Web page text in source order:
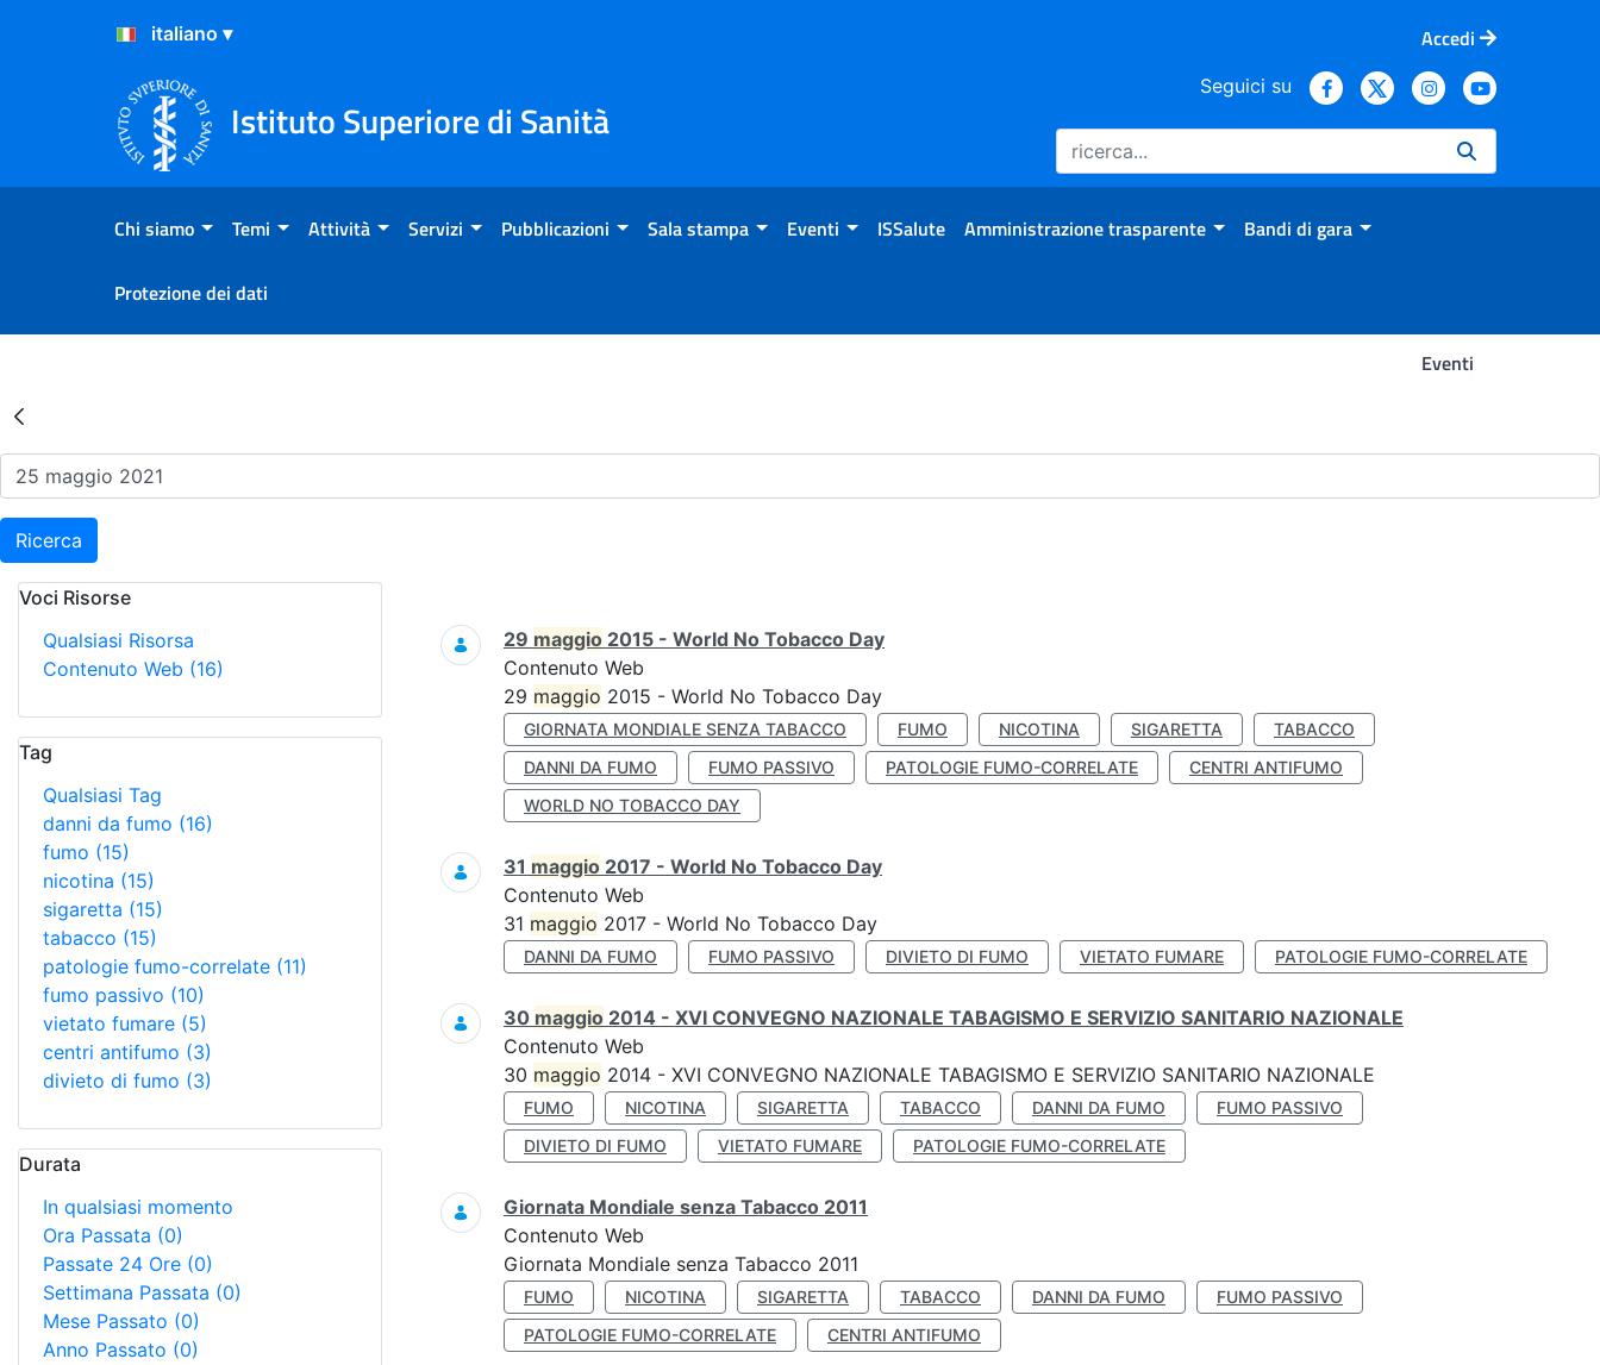
Salta al Contenuto
Salta al Footer
Accedi
Istituto Superiore di Sanità
Seguici su
Chi siamo Temi Attività Servizi Pubblicazioni Sala stampa Eventi ISSalute Amministrazione trasparente Bandi di gara
Protezione dei dati
Eventi
Risultati della Ricerca - Eventi
Ricerca
Voci Risorse
Qualsiasi Risorsa
Contenuto Web (16)
Tag
Qualsiasi Tag
danni da fumo (16)
fumo (15)
nicotina (15)
sigaretta (15)
tabacco (15)
patologie fumo-correlate (11)
fumo passivo (10)
vietato fumare (5)
centri antifumo (3)
divieto di fumo (3)
Durata
In qualsiasi momento
Ora Passata (0)
Passate 24 Ore (0)
Settimana Passata (0)
Mese Passato (0)
Anno Passato (0)
Ricerca
29 maggio 2015 - World No Tobacco Day
Contenuto Web
29 maggio 2015 - World No Tobacco Day
GIORNATA MONDIALE SENZA TABACCO FUMO NICOTINA SIGARETTA
TABACCO
DANNI DA FUMO
FUMO PASSIVO PATOLOGIE FUMO-CORRELATE
CENTRI ANTIFUMO
WORLD NO TOBACCO DAY
31 maggio 2017 - World No Tobacco Day
Contenuto Web
31 maggio 2017 - World No Tobacco Day
DANNI DA FUMO FUMO PASSIVO DIVIETO DI FUMO VIETATO FUMARE PATOLOGIE FUMO-CORRELATE
30 maggio 2014 - XVI CONVEGNO NAZIONALE TABAGISMO E SERVIZIO SANITARIO NAZIONALE
Contenuto Web
30 maggio 2014 - XVI CONVEGNO NAZIONALE TABAGISMO E SERVIZIO SANITARIO NAZIONALE
FUMO NICOTINA SIGARETTA TABACCO DANNI DA FUMO
FUMO PASSIVO
DIVIETO DI FUMO
VIETATO FUMARE PATOLOGIE FUMO-CORRELATE
Giornata Mondiale senza Tabacco 2011
Contenuto Web
Giornata Mondiale senza Tabacco 2011
FUMO NICOTINA SIGARETTA TABACCO DANNI DA FUMO
FUMO PASSIVO
PATOLOGIE FUMO-CORRELATE
CENTRI ANTIFUMO